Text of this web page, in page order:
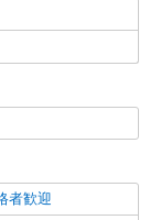
必須）
を見る
者歓迎